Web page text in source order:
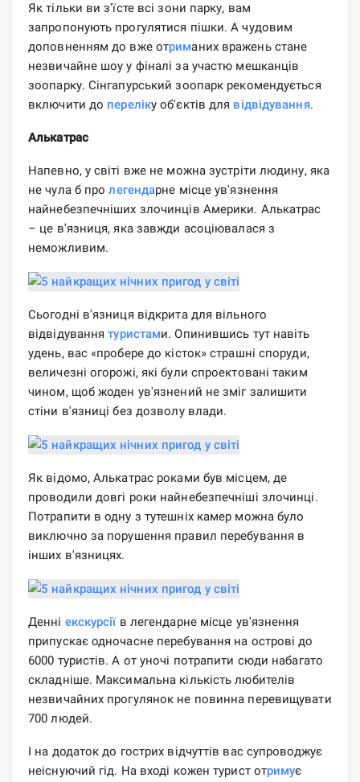
Як тільки ви з'їсте всі зони парку, вам
запропонують прогулятися пішки. А чудовим
доповненням до вже отриманих вражень стане
незвичайне шоу у фіналі за участю мешканців
зоопарку. Сінгапурський зоопарк рекомендується
включити до переліку об'єктів для відвідування.
Алькатрас
Напевно, у світі вже не можна зустріти людину, яка
не чула б пролегендарне місце ув'язнення
найнебезпечніших злочинців Америки. Алькатрас
– це в'язниця, яка завжди асоціювалася з
неможливим.
Сьогодні в'язниця відкрита для вільного
відвідуваннятуристами. Опинившись тут навіть
удень, вас «пробере до кісток» страшні споруди,
величезні огорожі, які були спроектовані таким
чином, щоб жоден ув'язнений не зміг залишити
стіни в'язниці без дозволу влади.
Як відомо, Алькатрас роками був місцем, де
проводили довгі роки найнебезпечніші злочинці.
Потрапити в одну з тутешніх камер можна було
виключно за порушення правил перебування в
інших в'язницях.
Денні екскурсіїв легендарне місце ув'язнення
припускає одночасне перебування на острові до
6000 туристів. А от уночі потрапити сюди набагато
складніше. Максимальна кількість любителів
незвичайних прогулянок не повинна перевищувати
700 людей.
І на додаток до гострих відчуттів вас супроводжує
неіснуючий гід. На вході кожен турист отримує